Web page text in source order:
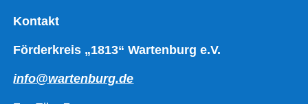
Kontakt
Förderkreis „1813“ Wartenburg e.V.
info@wartenburg.de